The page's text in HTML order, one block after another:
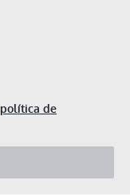
política de